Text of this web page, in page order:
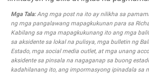
Mga Tala:Ang mga post na ito ay nilikha sa
ng mga pangalawang mapagkukunan para sa
Kabilang sa mga mapagkukunang ito ang mga
sa aksidente sa lokal na pulisya, mga bulletin ng
Estado, mga social media outlet, at mga unang
aksidente sa pinsala na nagaganap sa buong
kadahilanang ito, ang impormasyong ipinadala sa